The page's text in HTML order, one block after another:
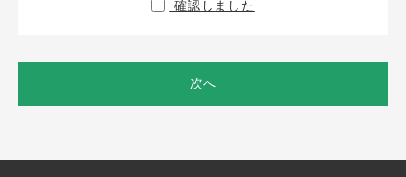
確認しました
次へ